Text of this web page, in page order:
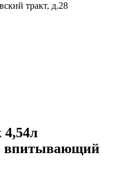
тракт, д.28
впитывающий